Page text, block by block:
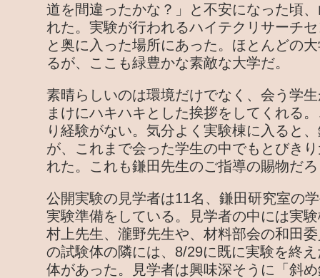
道を間違ったかな？」と不安になった頃
れた。実験が行われるハイテクリサーチ
と奥に入った場所にあった。ほとんどの
るが、ここも緑豊かな素敵な大学だ。
素晴らしいのは環境だけでなく、会う学
まけにハキハキとした挨拶をしてくれる
り経験がない。気分よく実験棟に入ると
が、これまで会った学生の中でもとびき
れた。これも鎌田先生のご指導の賜物だ
公開実験の見学者は11名、鎌田研究室の
実験準備をしている。見学者の中には実
村上先生、瀧野先生や、材料部会の和田
の試験体の隣には、8/29に既に実験を終
体があった。見学者は興味深そうに「斜